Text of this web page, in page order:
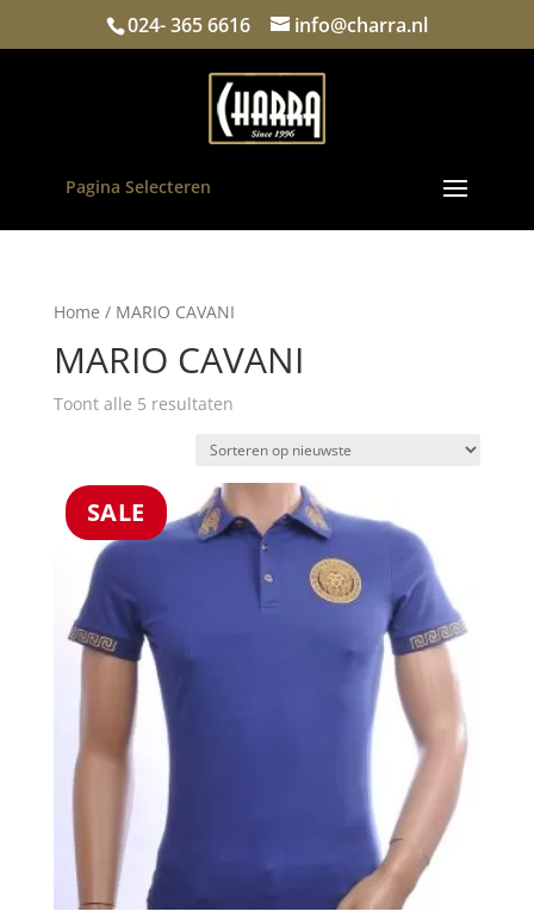
024- 365 6616 info@charra.nl
Pagina Selecteren
Home / MARIO CAVANI
MARIO CAVANI
Toont alle 5 resultatenGesorteerd
nieuwste
SALE